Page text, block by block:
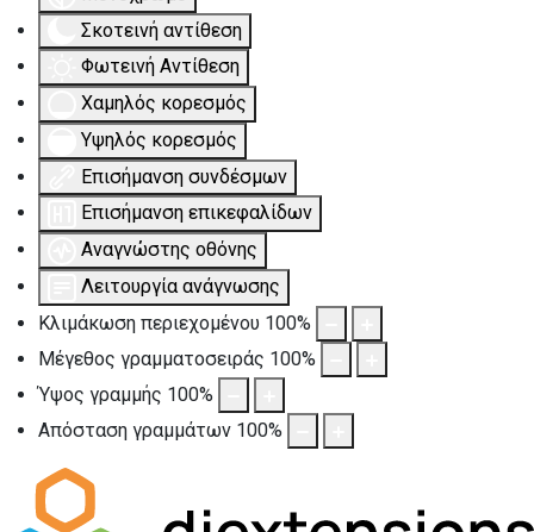
Σκοτεινή αντίθεση
Φωτεινή Αντίθεση
Χαμηλός κορεσμός
Υψηλός κορεσμός
Επισήμανση συνδέσμων
Επισήμανση επικεφαλίδων
Αναγνώστης οθόνης
Λειτουργία ανάγνωσης
Κλιμάκωση περιεχομένου 100%
Μέγεθος γραμματοσειράς 100%
Ύψος γραμμής 100%
Απόσταση γραμμάτων 100%